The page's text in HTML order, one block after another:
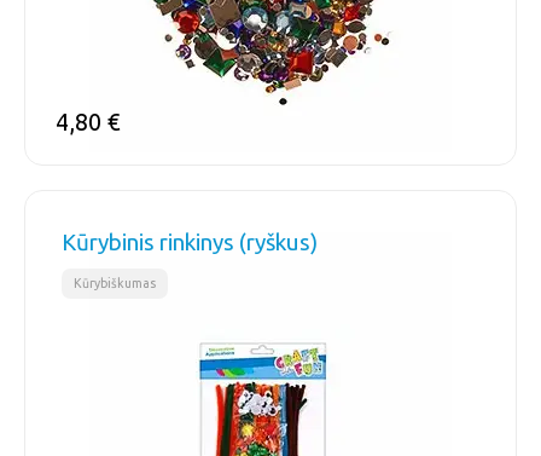
4,80 €
Kūrybinis rinkinys (ryškus)
Kūrybiškumas